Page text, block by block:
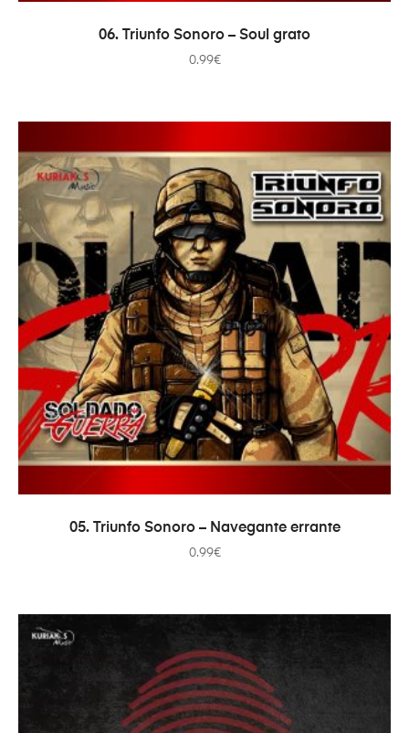
ADICIONAR
06. Triunfo Sonoro – Soul grato
0.99€
ADICIONAR
05. Triunfo Sonoro – Navegante errante
0.99€